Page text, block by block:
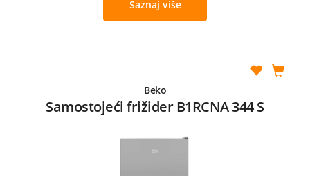
Saznaj više
Beko
Samostojeći frižider B1RCNA 344 S